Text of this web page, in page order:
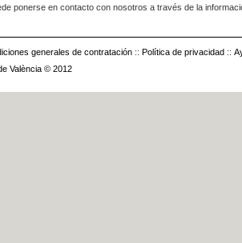
ponerse en contacto con nosotros a través de la
generales de contratación :: Política de privacidad ::
València © 2012